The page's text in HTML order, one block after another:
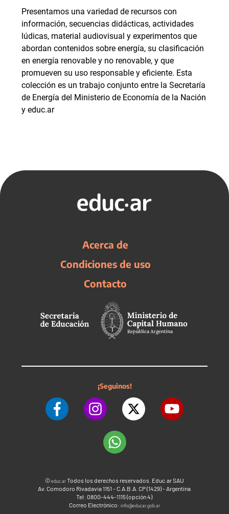
Presentamos una variedad de recursos con
información, secuencias didácticas, actividades
lúdicas, material audiovisual y experimentos que
abordan contenidos sobre energía, su clasificación
en energía renovable y no renovable, y que
promueven su uso responsable y eficiente. Esta
colección es un trabajo conjunto entre la Secretaría
de Energía del Ministerio de Economía de la Nación
y educ.ar
Acerca de
Condiciones de uso
Contacto
¡Seguinos!
©educ.arTodos los derechos reservados. Educ.ar SAU
Av. Comodoro Rivadavia 1151 - C.A.B.A. CP (1429) - Argentina
Tel: 0800-444-1115 (opción 4)
Correo Electrónico: info@educar.gob.ar